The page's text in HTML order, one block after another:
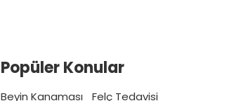
Popüler Konular
Beyin Kanaması
Felç Tedavisi